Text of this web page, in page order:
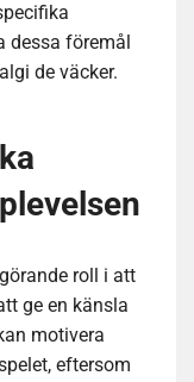
dessa föremål
de väcker.
roll i att
ge en känsla
motivera
eftersom